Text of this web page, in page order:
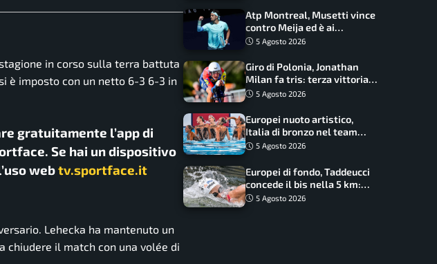
in corso sulla terra battuta
si è imposto con un netto 6-3 6-3 in
gratuitamente l’app di
Se hai un dispositivo
webtv.sportface.it
Lehecka ha mantenuto un
il match con una volée di
Atp Montreal, Musetti vince
contro Meija ed è ai
sedicesimi
5 Agosto 2026
Giro di Polonia, Jonathan
Milan fa tris: terza vittoria
consecutiva e primato
5 Agosto 2026
Europei nuoto artistico,
Italia di bronzo nel team
acrobatic: terzo podio
5 Agosto 2026
Europei di fondo, Taddeucci
concede il bis nella 5 km:
oro azzurro, Pozzobon
5 Agosto 2026